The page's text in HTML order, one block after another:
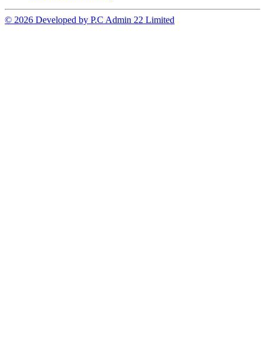
© 2026 Developed by P.C Admin 22 Limited